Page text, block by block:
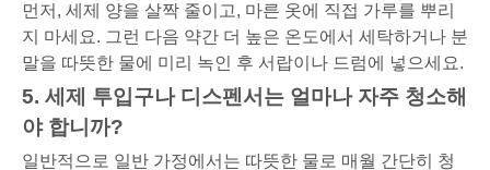
먼저, 세제 양을 살짝 줄이고, 마른 옷에 직접 가루를 뿌리
지 마세요. 그런 다음 약간 더 높은 온도에서 세탁하거나 분
말을 따뜻한 물에 미리 녹인 후 서랍이나 드럼에 넣으세요.
5. 세제 투입구나 디스펜서는 얼마나 자주 청소해
야 합니까?
일반적으로 일반 가정에서는 따뜻한 물로 매월 간단히 청